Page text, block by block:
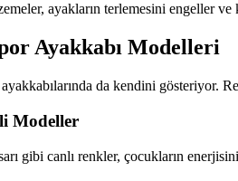
ayakların terlemesini engeller
Ayakkabı Modelleri
da kendini gösteriyor.
Modeller
gibi canlı renkler, çocukların